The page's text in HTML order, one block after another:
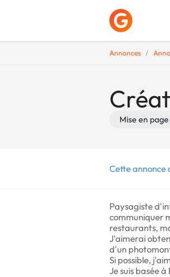
Annonces
Mise en page
Cette annonce
Paysagiste
communiquer
restaurants,
J'aimerai
d'un
Si possible,
Je suis basée à